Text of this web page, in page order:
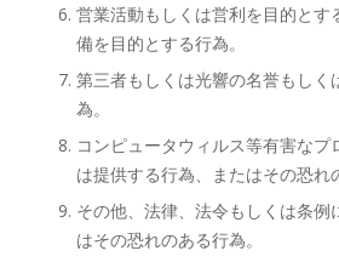
営業活動もしくは営利を目的とす
備を目的とする行為。
第三者もしくは光響の名誉もしく
為。
コンピュータウィルス等有害なプ
は提供する行為、またはその恐れ
その他、法律、法令もしくは条例
はその恐れのある行為。